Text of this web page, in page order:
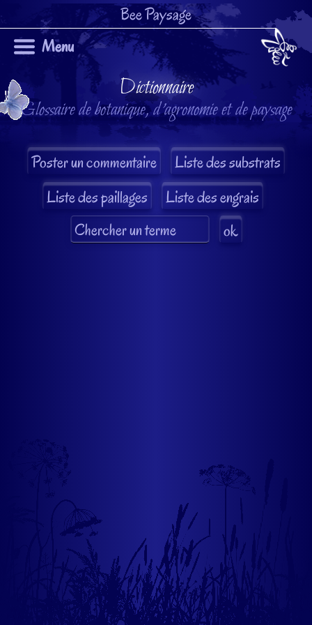
Bee Paysage
Menu
Dictionnaire
Glossaire de botanique, d'agronomie et de paysage
Liste des substrats
Liste des paillages
Liste des engrais